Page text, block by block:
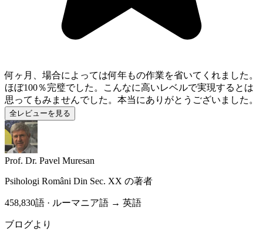
何ヶ月、場合によっては何年もの作業を省いてくれました。
ほぼ100％完璧でした。こんなに高いレベルで実現するとは
思ってもみませんでした。本当にありがとうございました。
全レビューを見る
Prof. Dr. Pavel Muresan
Psihologi Români Din Sec. XX の著者
458,830語 · ルーマニア語 → 英語
ブログより